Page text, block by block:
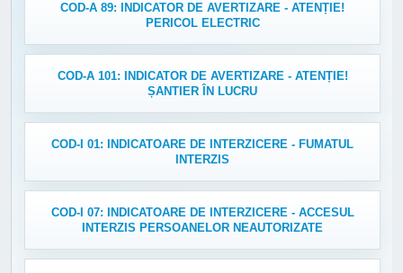
COD-A 89: INDICATOR DE AVERTIZARE - ATENȚIE!
PERICOL ELECTRIC
COD-A 101: INDICATOR DE AVERTIZARE - ATENȚIE!
ȘANTIER ÎN LUCRU
COD-I 01: INDICATOARE DE INTERZICERE - FUMATUL
INTERZIS
COD-I 07: INDICATOARE DE INTERZICERE - ACCESUL
INTERZIS PERSOANELOR NEAUTORIZATE